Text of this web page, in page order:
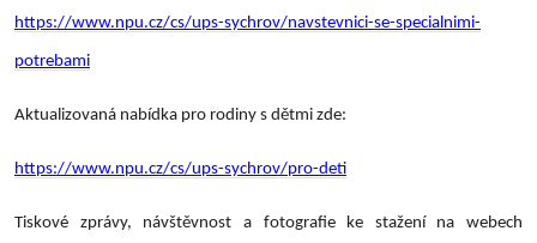
https://www.npu.cz/cs/ups-sychrov/navstevnici-se-specialnimi-
potrebami
Aktualizovaná nabídka pro rodiny s dětmi zde:
https://www.npu.cz/cs/ups-sychrov/pro-deti
Tiskové zprávy, návštěvnost a fotografie ke stažení na webech